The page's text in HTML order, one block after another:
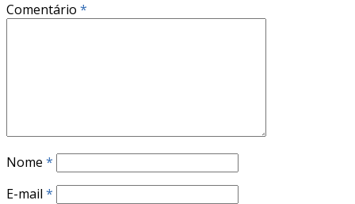
Comentário *
Nome *
E-mail *